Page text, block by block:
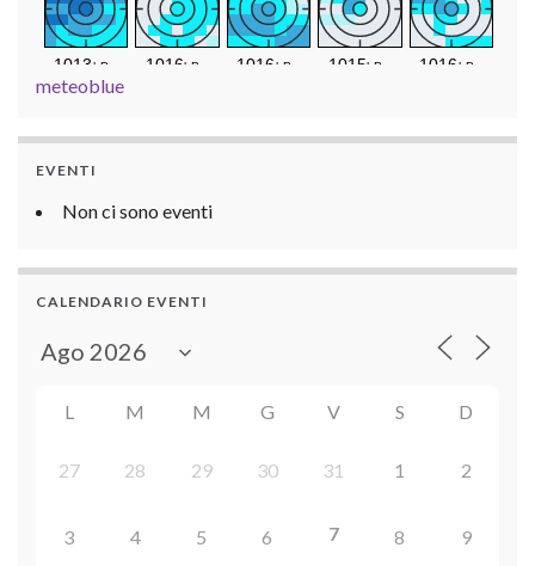
meteoblue
EVENTI
Non ci sono eventi
CALENDARIO EVENTI
L M M G V S D
27 28 29 30 31 1 2
3 4 5 6 7 8 9